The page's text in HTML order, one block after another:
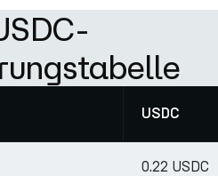
USDC
0.22 USDC